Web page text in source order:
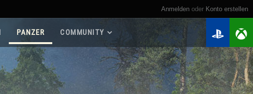
Anmelden oder Konto erstellen
PANZER COMMUNITY
Roadmap 2026
Spielanleitungen
Spieler suchen